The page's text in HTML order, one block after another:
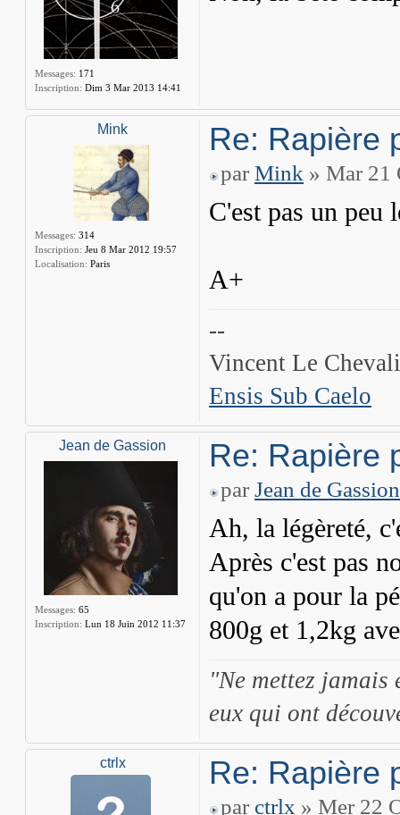
Messages: 171
Inscription: Dim 3 Mar 2013 14:41
Mink
Messages: 314
Inscription: Jeu 8 Mar 2012 19:57
Localisation: Paris
Re: Rapière
par Mink » Mar 21
C'est pas un peu
A+
--
Vincent Le
Ensis Sub Caelo
Jean de Gassion
Messages: 65
Inscription: Lun 18 Juin 2012 11:37
Re: Rapière
par Jean de Gassion
Ah, la légèreté,
Après c'est pas
qu'on a pour la
800g et 1,2kg
"Ne mettez jamais
eux qui ont
ctrlx Re: Rapière
par ctrlx » Mer 22